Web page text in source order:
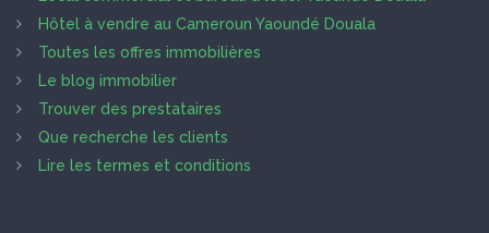
Hôtel à vendre au Cameroun Yaoundé Douala
Toutes les offres immobilières
Le blog immobilier
Trouver des prestataires
Que recherche les clients
Lire les termes et conditions